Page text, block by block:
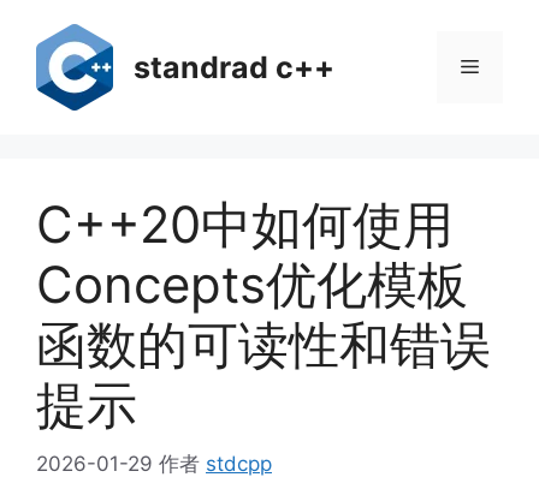
standrad c++ 菜
C++20中如何使用
Concepts优化模板
函数的可读性和错误
提示
2026-01-29 作者 stdcpp